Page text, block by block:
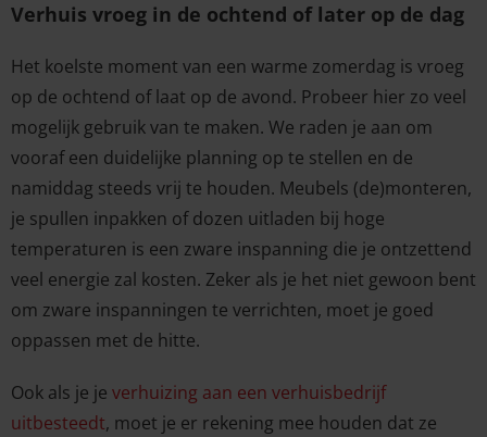
Verhuis vroeg in de ochtend of later op de dag
Het koelste moment van een warme zomerdag is vroeg
op de ochtend of laat op de avond. Probeer hier zo veel
mogelijk gebruik van te maken. We raden je aan om
vooraf een duidelijke planning op te stellen en de
namiddag steeds vrij te houden. Meubels (de)monteren,
je spullen inpakken of dozen uitladen bij hoge
temperaturen is een zware inspanning die je ontzettend
veel energie zal kosten. Zeker als je het niet gewoon bent
om zware inspanningen te verrichten, moet je goed
oppassen met de hitte.
Ook als je je verhuizing aan een verhuisbedrijf
uitbesteedt, moet je er rekening mee houden dat ze